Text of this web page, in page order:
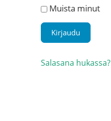
Muista minut
Salasana hukassa?